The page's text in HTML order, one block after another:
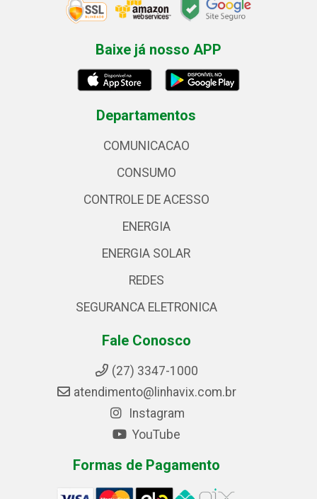
Baixe já nosso APP
Departamentos
COMUNICACAO
CONSUMO
CONTROLE DE ACESSO
ENERGIA
ENERGIA SOLAR
REDES
SEGURANCA ELETRONICA
Fale Conosco
(27) 3347-1000
atendimento@linhavix.com.br
Instagram
YouTube
Formas de Pagamento